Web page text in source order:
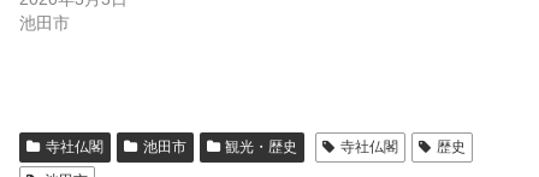
池田市
寺社仏閣 池田市 観光・歴史 寺社仏閣
歴史